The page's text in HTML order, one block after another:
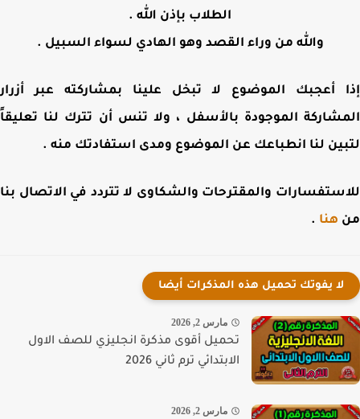
الطلاب بإذن الله .
والله من وراء القصد وهو الهادي لسواء السبيل .
أعجبك الموضوع لا تبخل علينا بمشاركته عبر أزرار
الموجودة بالأسفل ، ولا تنس أن تترك لنا تعليقاً
لنا انطباعك عن الموضوع ومدى استفادتك منه .
والمقترحات والشكاوى لا تتردد في الاتصال بنا
هنا.
لا يفوتك تحميل هذه المذكرات أيضا
مارس 2, 2026
تحميل أقوى مذكرة انجليزي للصف الاول
الابتدائي ترم ثاني 2026
مارس 2, 2026